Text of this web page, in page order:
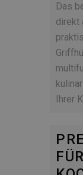
Das
direkt
Ihrer